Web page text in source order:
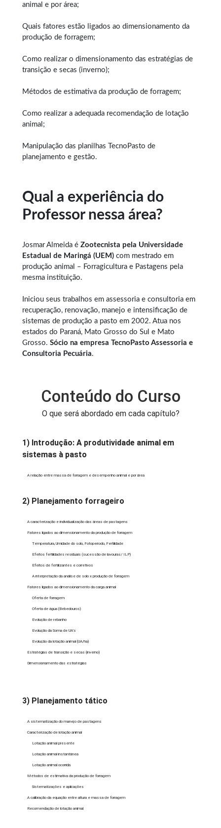
animal e por área;
Quais fatores estão ligados ao dimensionamento da
produção de forragem;
Como realizar o dimensionamento das estratégias de
transição e secas (inverno);
Métodos de estimativa da produção de forragem;
Como realizar a adequada recomendação de lotação
animal;
Manipulação das planilhas TecnoPasto de
planejamento e gestão.
Qual a experiência do
Professor nessa área?
Josmar Almeida é Zootecnista pela Universidade
Estadual de Maringá (UEM) com mestrado em
produção animal – Forragicultura e Pastagens pela
mesma instituição.
Iniciou seus trabalhos em assessoria e consultoria em
recuperação, renovação, manejo e intensificação de
sistemas de produção a pasto em 2002. Atua nos
estados do Paraná, Mato Grosso do Sul e Mato
Grosso. Sócio na empresa TecnoPasto Assessoria e
Consultoria Pecuária.
Conteúdo do Curso
O que será abordado em cada capítulo?
1) Introdução: A produtividade animal em
sistemas à pasto
A relação entre massa de forragem e desempenho animal e por área
2) Planejamento forrageiro
A caracterização e individualização das áreas de pastagens
Fatores ligados ao dimensionamento da produção de forragem
Temperatura, Umidade do solo, Fotoperíodo, Fertilidade
Efeitos fertilidades residuais (sucessão de lavouras/ ILP)
Efeitos de fertilizantes e corretivos
A interpretação da análise de solo x produção de forragem
Fatores ligados ao dimensionamento da carga animal
Oferta de forragem
Oferta de água (Bebedouros)
Evolução de rebanho
Evolução da Soma de UA’s
Evolução da lotação animal (UA/ha)
Estratégias de transição e secas (inverno)
Dimensionamento das estratégias
3) Planejamento tático
A sistematização do manejo de pastagens
Caracterização de lotação animal
Lotação animal presente
Lotação animal instantânea
Lotação animal ocorrida
Métodos de estimativa da produção de forragem
Sistematizações e aplicações
A calibração da equação entre altura e massa de forragem
Recomendação de lotação animal